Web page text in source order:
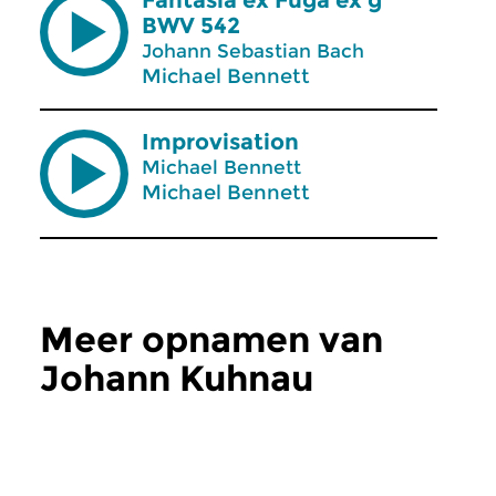
BWV 542
Johann Sebastian Bach
Michael Bennett
Improvisation
Michael Bennett
Michael Bennett
Meer opnamen van
Johann Kuhnau